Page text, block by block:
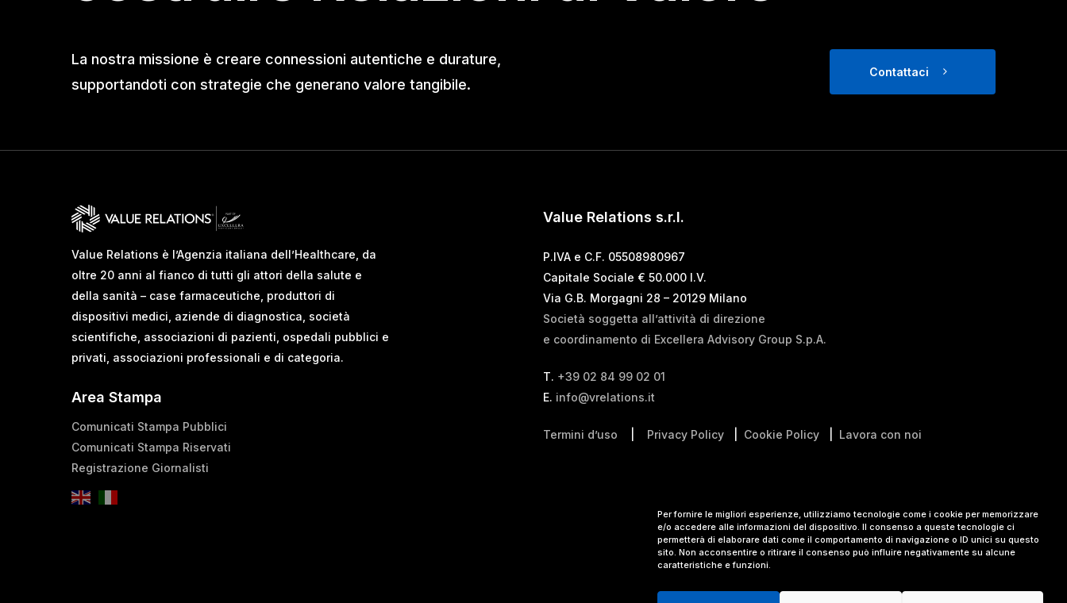
Per fornire le migliori esperienze, utilizziamo tecnologie come i cookie per memorizzare
e/o accedere alle informazioni del dispositivo. Il consenso a queste tecnologie ci
permetterà di elaborare dati come il comportamento di navigazione o ID unici su questo
sito. Non acconsentire o ritirare il consenso può influire negativamente su alcune
caratteristiche e funzioni.
La nostra missione è creare connessioni autentiche e durature,
supportandoti con strategie che generano valore tangibile.
Contattaci
Value Relations è l’Agenzia italiana dell’Healthcare, da
oltre 20 anni al fianco di tutti gli attori della salute e
della sanità – case farmaceutiche, produttori di
dispositivi medici, aziende di diagnostica, società
scientifiche, associazioni di pazienti, ospedali pubblici e
privati, associazioni professionali e di categoria.
Area Stampa
Comunicati Stampa Pubblici
Comunicati Stampa Riservati
Registrazione Giornalisti
Value Relations s.r.l.
P.IVA e C.F. 05508980967
Capitale Sociale € 50.000 I.V.
Via G.B. Morgagni 28 – 20129 Milano
Società soggetta all’attività di direzione
e coordinamento di Excellera Advisory Group S.p.A.
T. +39 02 84 99 02 01
E. info@vrelations.it
Termini d’uso Privacy Policy| Cookie Policy| Lavora con noi